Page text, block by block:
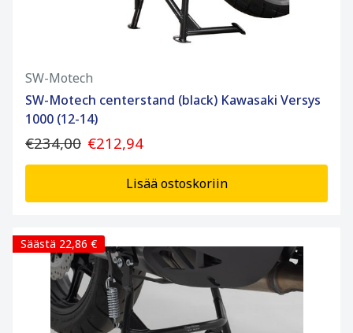
SW-Motech
SW-Motech centerstand (black) Kawasaki Versys
1000 (12-14)
€234,00 €212,94
Lisää ostoskoriin
Säästä 22,86 €